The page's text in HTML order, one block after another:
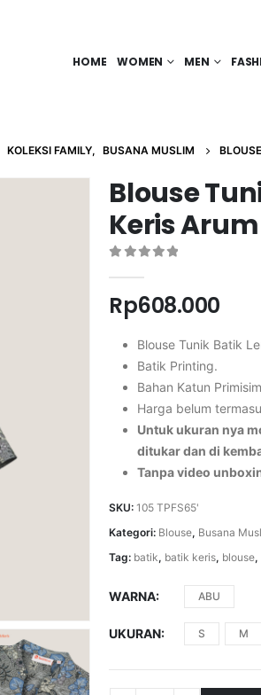
HOME WOMEN MEN
KOLEKSI FAMILY, BUSANA MUSLIM
Blouse
Keris
Rp608.000
Blouse Tunik Batik
Batik Printing.
Bahan Katun
Harga belum
Untuk ukuran nya
ditukar dan di
Tanpa video
SKU:105 TPFS65'
Kategori: Blouse, Busana
Tag: batik, batik keris, blouse,
WARNA ABU
UKURAN S M